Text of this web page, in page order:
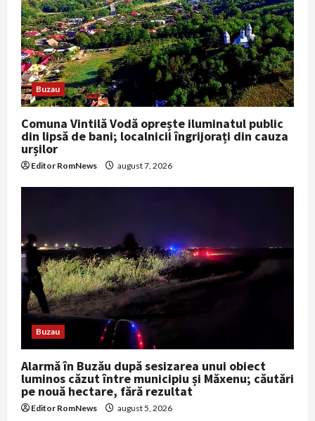
i
o
n
Buzau
Comuna Vintilă Vodă oprește iluminatul public
din lipsă de bani; localnicii îngrijorați din cauza
urșilor
Editor RomNews august 7, 2026
Buzau
Alarmă în Buzău după sesizarea unui obiect
luminos căzut între municipiu și Măxenu; căutări
pe nouă hectare, fără rezultat
Editor RomNews august 5, 2026